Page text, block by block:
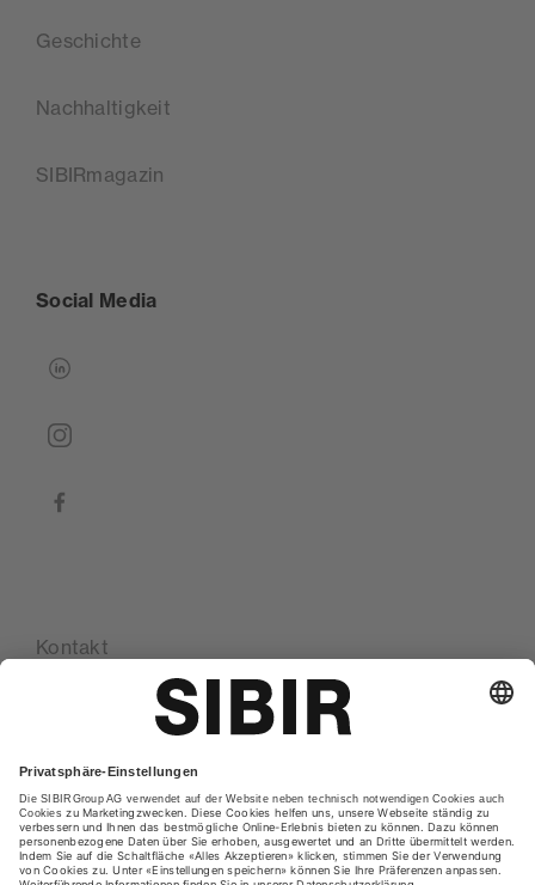
Geschichte
Nachhaltigkeit
SIBIRmagazin
Social Media
linkedin
instagram
facebook
Kontakt
Glossar
Datenschutzerklärung